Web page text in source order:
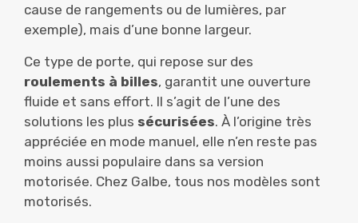
cause de rangements ou de lumières, par
exemple), mais d’une bonne largeur.
Ce type de porte, qui repose sur des
roulements à billes, garantit une ouverture
fluide et sans effort. Il s’agit de l’une des
solutions les plus sécurisées. À l’origine très
appréciée en mode manuel, elle n’en reste pas
moins aussi populaire dans sa version
motorisée. Chez Galbe, tous nos modèles sont
motorisés.